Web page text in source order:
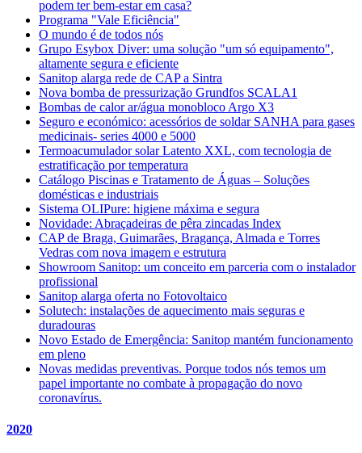
podem ter bem-estar em casa?
Programa "Vale Eficiência"
O mundo é de todos nós
Grupo Esybox Diver: uma solução "um só equipamento",
altamente segura e eficiente
Sanitop alarga rede de CAP a Sintra
Nova bomba de pressurização Grundfos SCALA1
Bombas de calor ar/água monobloco Argo X3
Seguro e económico: acessórios de soldar SANHA para gases
medicinais- series 4000 e 5000
Termoacumulador solar Latento XXL, com tecnologia de
estratificação por temperatura
Catálogo Piscinas e Tratamento de Águas – Soluções
domésticas e industriais
Sistema OLIPure: higiene máxima e segura
Novidade: Abraçadeiras de pêra zincadas Index
CAP de Braga, Guimarães, Bragança, Almada e Torres
Vedras com nova imagem e estrutura
Showroom Sanitop: um conceito em parceria com o instalador
profissional
Sanitop alarga oferta no Fotovoltaico
Solutech: instalações de aquecimento mais seguras e
duradouras
Novo Estado de Emergência: Sanitop mantém funcionamento
em pleno
Novas medidas preventivas. Porque todos nós temos um
papel importante no combate à propagação do novo
coronavírus.
2020